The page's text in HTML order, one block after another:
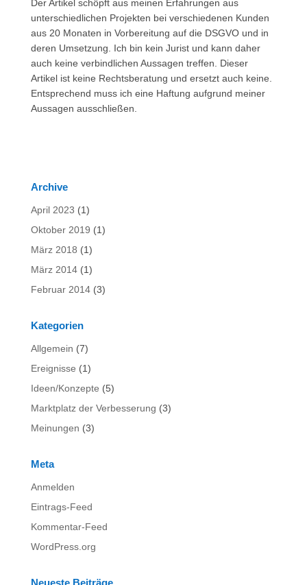
Der Artikel schöpft aus meinen Erfahrungen aus
unterschiedlichen Projekten bei verschiedenen Kunden
aus 20 Monaten in Vorbereitung auf die DSGVO und in
deren Umsetzung. Ich bin kein Jurist und kann daher
auch keine verbindlichen Aussagen treffen. Dieser
Artikel ist keine Rechtsberatung und ersetzt auch keine.
Entsprechend muss ich eine Haftung aufgrund meiner
Aussagen ausschließen.
Archive
April 2023 (1)
Oktober 2019 (1)
März 2018 (1)
März 2014(1)
Februar 2014(3)
Kategorien
Allgemein (7)
Ereignisse (1)
Ideen/Konzepte (5)
Marktplatz der Verbesserung (3)
Meinungen (3)
Meta
Anmelden
Eintrags-Feed
Kommentar-Feed
WordPress.org
Neueste Beiträge